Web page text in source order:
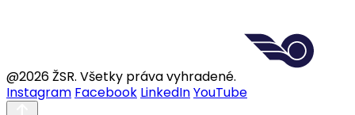
@2026 ŽSR. Všetky práva vyhradené.
Instagram Facebook LinkedInYouTube